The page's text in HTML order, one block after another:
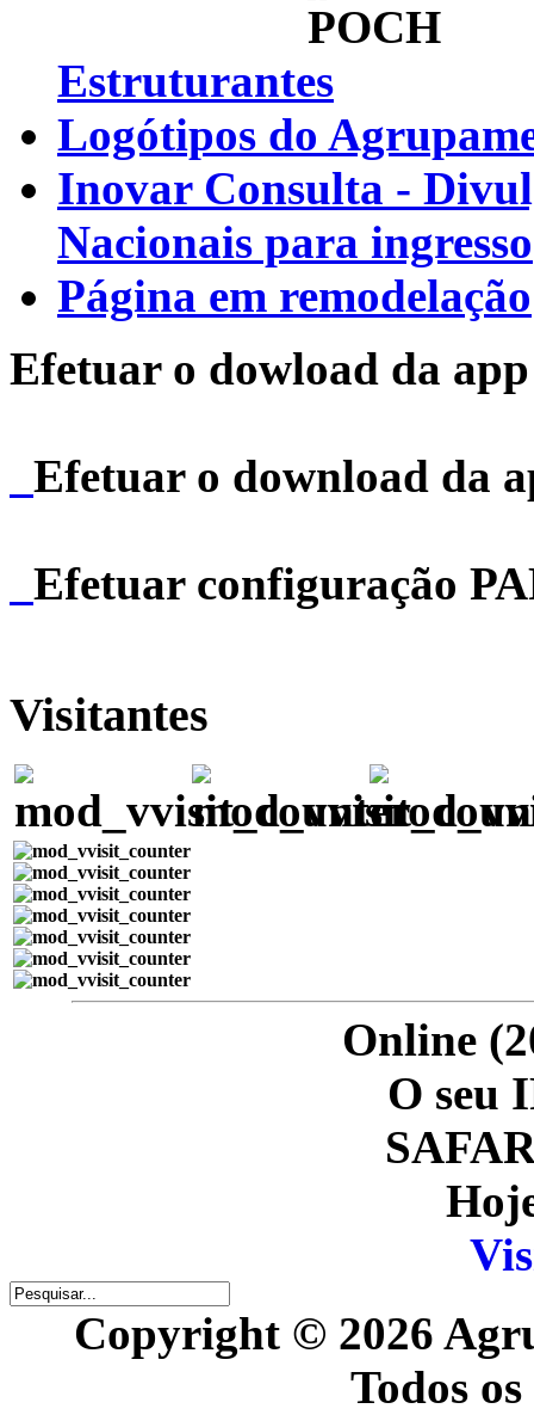
Estruturantes
Logótipos do
Inovar Consulta -
Nacionais para ingresso
Página em remodelação
Efetuar o dowload da
Efetuar o download da
Efetuar configuração
Visitantes
Online
O seu
Copyright © 2026
Todos